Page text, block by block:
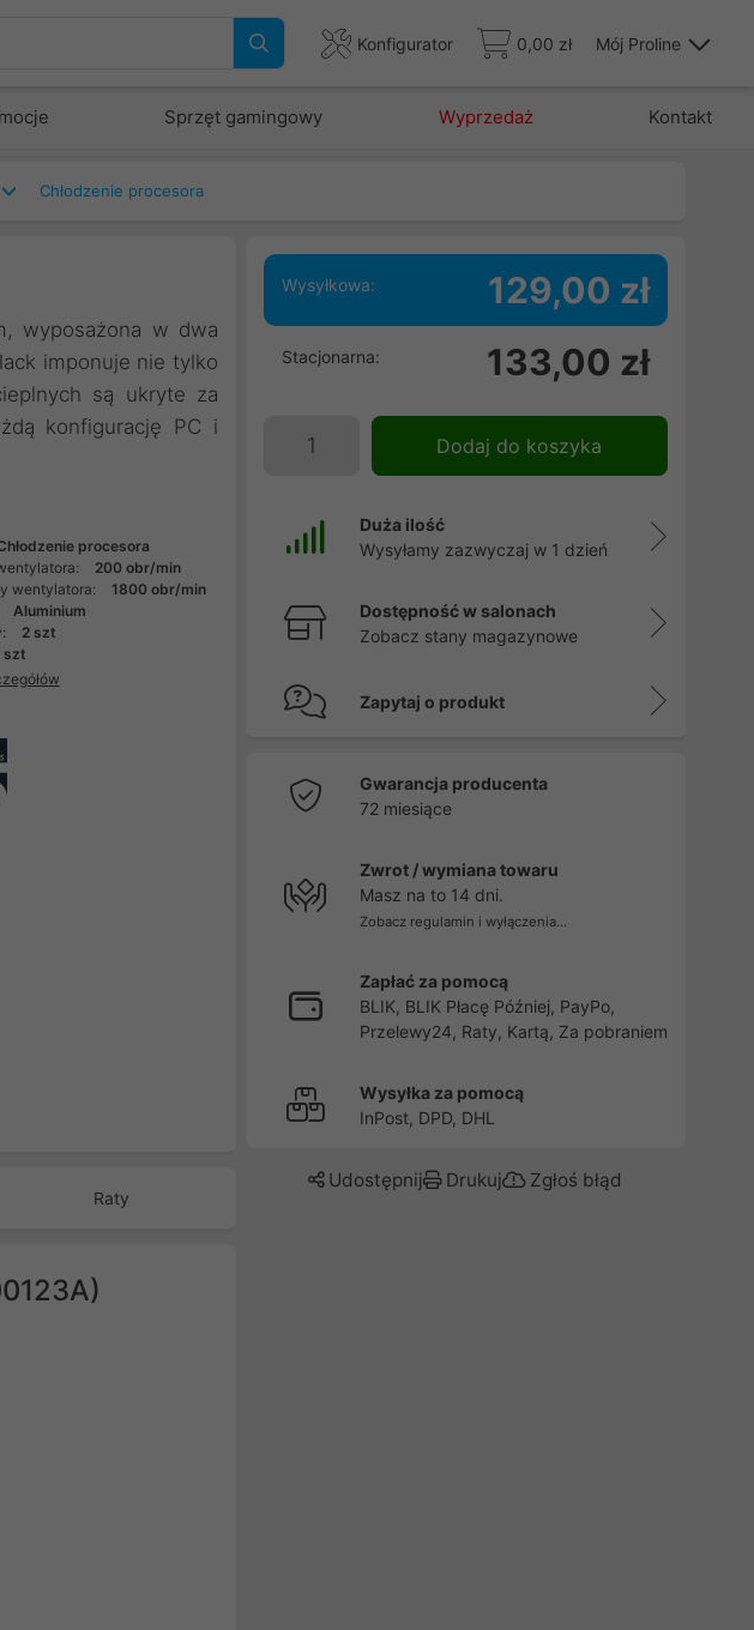
Konfigurator 0,00 zł Mój Proline
mocje Sprzęt gamingowy Wyprzedaż Kontakt
Chłodzenie procesora
wyposażona w dwa
imponuje nie tylko
są ukryte za
konfigurację PC i
procesora
200 obr/min
wentylatora:
1800 obr/min
Aluminium
2 szt
szt
Raty
Wysyłkowa: 129,00 zł
Stacjonarna: 133,00 zł
Dodaj do koszyka
Duża ilość
Wysyłamy zazwyczaj w 1 dzień
Dostępność w salonach
Zobacz stany magazynowe
Zapytaj o produkt
Gwarancja producenta
72 miesiące
Zwrot / wymiana towaru
Masz na to 14 dni.
Zobacz regulamin i wyłączenia...
Zapłać za pomocą
BLIK, BLIK Płacę Później, PayPo,
Przelewy24, Raty, Kartą, Za pobraniem
Wysyłka za pomocą
InPost, DPD, DHL
Udostępnij Drukuj Zgłoś błąd